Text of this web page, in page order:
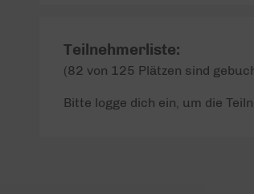
Teilnehmerliste:
(82 von 125 Plätzen sind
Bitte logge dich ein, um die